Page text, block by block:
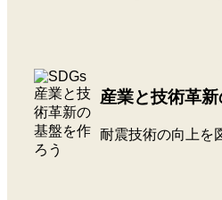
産業と技術革
耐震技術の向上を